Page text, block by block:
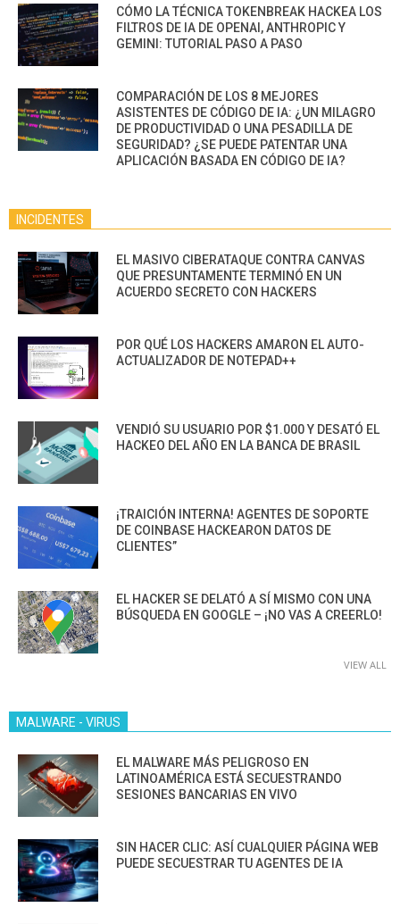
CÓMO LA TÉCNICA TOKENBREAK HACKEA LOS
FILTROS DE IA DE OPENAI, ANTHROPIC Y
GEMINI: TUTORIAL PASO A PASO
COMPARACIÓN DE LOS 8 MEJORES
ASISTENTES DE CÓDIGO DE IA: ¿UN MILAGRO
DE PRODUCTIVIDAD O UNA PESADILLA DE
SEGURIDAD? ¿SE PUEDE PATENTAR UNA
APLICACIÓN BASADA EN CÓDIGO DE IA?
INCIDENTES
EL MASIVO CIBERATAQUE CONTRA CANVAS
QUE PRESUNTAMENTE TERMINÓ EN UN
ACUERDO SECRETO CON HACKERS
POR QUÉ LOS HACKERS AMARON EL AUTO-
ACTUALIZADOR DE NOTEPAD++
VENDIÓ SU USUARIO POR $1.000 Y DESATÓ EL
HACKEO DEL AÑO EN LA BANCA DE BRASIL
¡TRAICIÓN INTERNA! AGENTES DE SOPORTE
DE COINBASE HACKEARON DATOS DE
CLIENTES”
EL HACKER SE DELATÓ A SÍ MISMO CON UNA
BÚSQUEDA EN GOOGLE – ¡NO VAS A CREERLO!
VIEW ALL
MALWARE - VIRUS
EL MALWARE MÁS PELIGROSO EN
LATINOAMÉRICA ESTÁ SECUESTRANDO
SESIONES BANCARIAS EN VIVO
SIN HACER CLIC: ASÍ CUALQUIER PÁGINA WEB
PUEDE SECUESTRAR TU AGENTES DE IA